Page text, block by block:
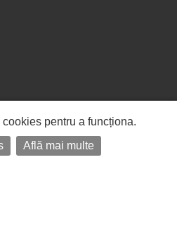
pentru a funcționa.
Află mai multe